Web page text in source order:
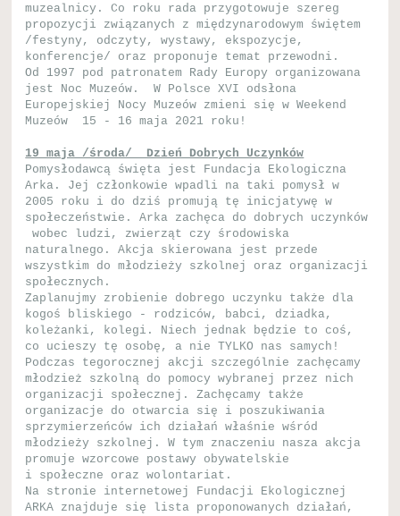
muzealnicy. Co roku rada przygotowuje szereg
propozycji związanych z międzynarodowym świętem
/festyny, odczyty, wystawy, ekspozycje,
konferencje/ oraz proponuje temat przewodni.
Od 1997 pod patronatem Rady Europy organizowana
jest Noc Muzeów. W Polsce XVI odsłona
Europejskiej Nocy Muzeów zmieni się w Weekend
Muzeów 15 - 16 maja 2021 roku!
19 maja /środa/ Dzień Dobrych Uczynków
Pomysłodawcą święta jest Fundacja Ekologiczna
Arka. Jej członkowie wpadli na taki pomysł w
2005 roku i do dziś promują tę inicjatywę w
społeczeństwie. Arka zachęca do dobrych uczynków
wobec ludzi, zwierząt czy środowiska
naturalnego. Akcja skierowana jest przede
wszystkim do młodzieży szkolnej oraz organizacji
społecznych.
Zaplanujmy zrobienie dobrego uczynku także dla
kogoś bliskiego - rodziców, babci, dziadka,
koleżanki, kolegi. Niech jednak będzie to coś,
co ucieszy tę osobę, a nie TYLKO nas samych!
Podczas tegorocznej akcji szczególnie zachęcamy
młodzież szkolną do pomocy wybranej przez nich
organizacji społecznej. Zachęcamy także
organizacje do otwarcia się i poszukiwania
sprzymierzeńców ich działań właśnie wśród
młodzieży szkolnej. W tym znaczeniu nasza akcja
promuje wzorcowe postawy obywatelskie
i społeczne oraz wolontariat.
Na stronie internetowej Fundacji Ekologicznej
ARKA znajduje się lista proponowanych działań,